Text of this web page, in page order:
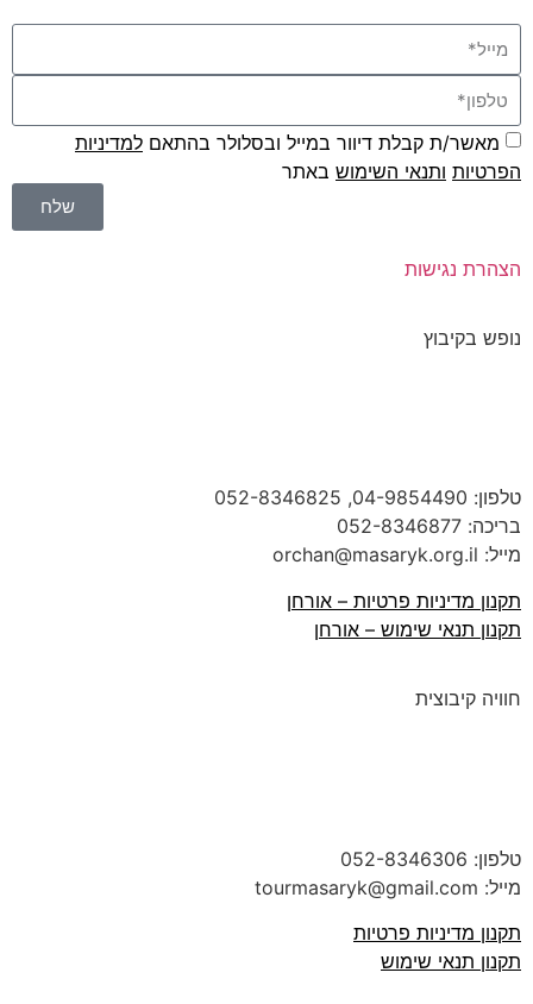
מאשר/ת קבלת דיוור במייל ובסלולר בהתאם למדיניות
הפרטיות ותנאי השימוש באתר
שלח
הצהרת נגישות
נופש בקיבוץ
טלפון: 04-9854490
, 052-8346825
בריכה: 052-8346877
מייל: orchan@masaryk.org.il
תקנון מדיניות פרטיות – אורחן
תקנון תנאי שימוש – אורחן
חוויה קיבוצית
טלפון: 052-8346306
מייל: tourmasaryk@gmail.com
תקנון מדיניות פרטיות
תקנון תנאי שימוש